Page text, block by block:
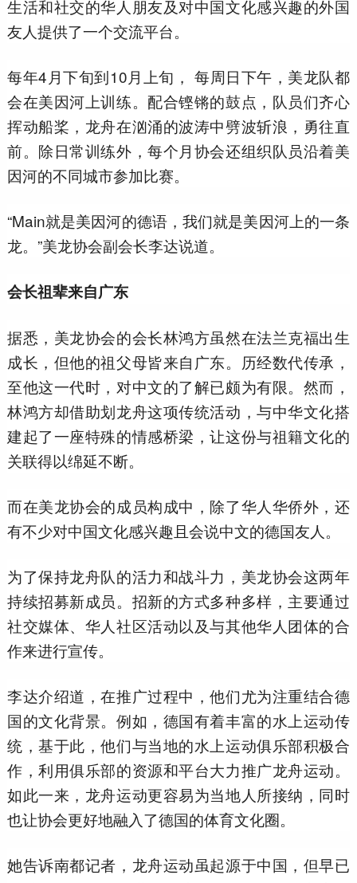
生活和社交的华人朋友及对中国文化感兴趣的外国
友人提供了一个交流平台。
每年4月下旬到10月上旬， 每周日下午，美龙队都
会在美因河上训练。配合铿锵的鼓点，队员们齐心
挥动船桨，龙舟在汹涌的波涛中劈波斩浪，勇往直
前。除日常训练外，每个月协会还组织队员沿着美
因河的不同城市参加比赛。
“Main就是美因河的德语，我们就是美因河上的一条
龙。”美龙协会副会长李达说道。
会长祖辈来自广东
据悉，美龙协会的会长林鸿方虽然在法兰克福出生
成长，但他的祖父母皆来自广东。历经数代传承，
至他这一代时，对中文的了解已颇为有限。然而，
林鸿方却借助划龙舟这项传统活动，与中华文化搭
建起了一座特殊的情感桥梁，让这份与祖籍文化的
关联得以绵延不断。
而在美龙协会的成员构成中，除了华人华侨外，还
有不少对中国文化感兴趣且会说中文的德国友人。
为了保持龙舟队的活力和战斗力，美龙协会这两年
持续招募新成员。招新的方式多种多样，主要通过
社交媒体、华人社区活动以及与其他华人团体的合
作来进行宣传。
李达介绍道，在推广过程中，他们尤为注重结合德
国的文化背景。例如，德国有着丰富的水上运动传
统，基于此，他们与当地的水上运动俱乐部积极合
作，利用俱乐部的资源和平台大力推广龙舟运动。
如此一来，龙舟运动更容易为当地人所接纳，同时
也让协会更好地融入了德国的体育文化圈。
她告诉南都记者，龙舟运动虽起源于中国，但早已